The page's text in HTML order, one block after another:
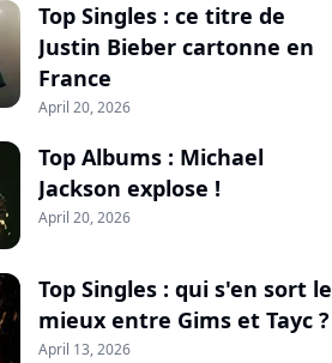
Top Singles : ce titre de
Justin Bieber cartonne en
France
April 20, 2026
Top Albums : Michael
Jackson explose !
April 20, 2026
Top Singles : qui s'en sort le
mieux entre Gims et Tayc ?
April 13, 2026